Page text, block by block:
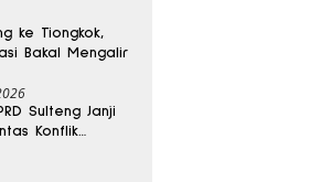
ke Tiongkok,
Bakal Mengalir
Sulteng Janji
Konflik